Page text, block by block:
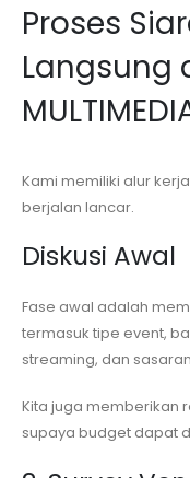
Proses
Langsung
Kami memiliki alur
berjalan lancar.
Diskusi Awal
Fase awal adalah
termasuk tipe event,
streaming, dan
Kita juga memberikan
supaya budget dapat